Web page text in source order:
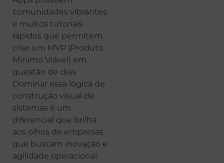
comunidades vibrantes
e muitos tutoriais
rápidos que permitem
criar um MVP (Produto
Mínimo Viável) em
questão de dias.
Dominar essa lógica de
construção visual de
sistemas é um
diferencial que brilha
aos olhos de empresas
que buscam inovação e
agilidade operacional.